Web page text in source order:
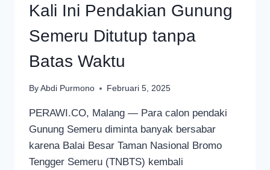
Kali Ini Pendakian Gunung
Semeru Ditutup tanpa
Batas Waktu
By Abdi Purmono Februari 5, 2025
PERAWI.CO, Malang — Para calon pendaki
Gunung Semeru diminta banyak bersabar
karena Balai Besar Taman Nasional Bromo
Tengger Semeru (TNBTS) kembali